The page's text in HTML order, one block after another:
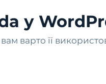
у
варто її